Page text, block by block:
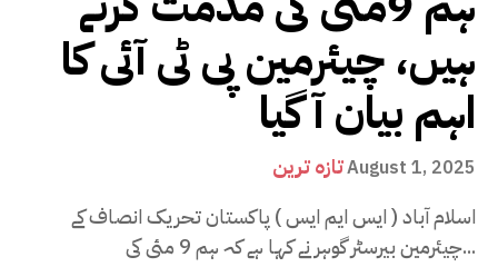
ہیں، چیئرمین پی ٹی آئی کا
اہم بیان آ گیا
تازہ ترینAugust 1, 2025
اسلام آباد ( ایس ایم ایس ) پاکستان تحریک انصاف کے
چیئرمین بیرسٹر گوہر نے کہا ہے کہ ہم 9 مئی کی...